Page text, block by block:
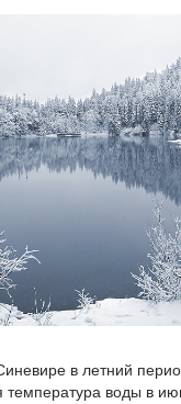
в летний
температура воды в